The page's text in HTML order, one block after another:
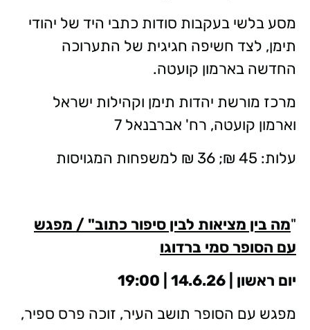
מסע בלשי בעקבות סודות כתבי היד של יהודי
תימן, לצד חשיפה חגיגית של התערוכה
החדשה בארמון קועטה.
מרכז מורשת יהדות תימן וקהילות ישראל
וארמון קועטה, רח' אברבנאל 7
עלות: 45 ₪; 36 ₪ למשפחות המגויסות
"מה בין מציאות לבין סיפור כתוב" / מפגש
עם הסופר סמי ברדוגו
יום ראשון | 14.6.26 | 19:00
מפגש עם הסופר תושב העיר, זוכה פרס ספיר,